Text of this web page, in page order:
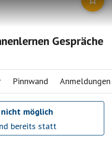
Gespräche
Pinnwand Anmeldungen
möglich
bereits statt